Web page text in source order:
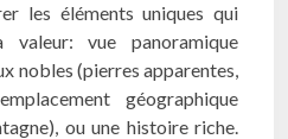
les éléments uniques qui
vue panoramique
nobles (pierres apparentes,
géographique
ou une histoire riche.